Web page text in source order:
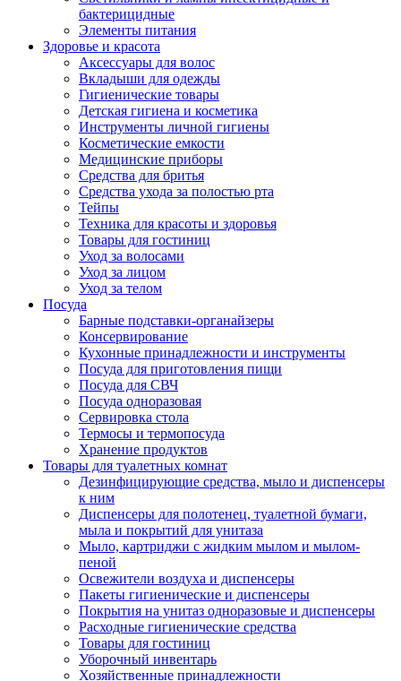
бактерицидные
Элементы питания
Здоровье и красота
Аксессуары для волос
Вкладыши для одежды
Гигиенические товары
Детская гигиена и косметика
Инструменты личной гигиены
Косметические емкости
Медицинские приборы
Средства для бритья
Средства ухода за полостью рта
Тейпы
Техника для красоты и здоровья
Товары для гостиниц
Уход за волосами
Уход за лицом
Уход за телом
Посуда
Барные подставки-органайзеры
Консервирование
Кухонные принадлежности и инструменты
Посуда для приготовления пищи
Посуда для СВЧ
Посуда одноразовая
Сервировка стола
Термосы и термопосуда
Хранение продуктов
Товары для туалетных комнат
Дезинфицирующие средства, мыло и диспенсеры
к ним
Диспенсеры для полотенец, туалетной бумаги,
мыла и покрытий для унитаза
Мыло, картриджи с жидким мылом и мылом-
пеной
Освежители воздуха и диспенсеры
Пакеты гигиенические и диспенсеры
Покрытия на унитаз одноразовые и диспенсеры
Расходные гигиенические средства
Товары для гостиниц
Уборочный инвентарь
Хозяйственные принадлежности